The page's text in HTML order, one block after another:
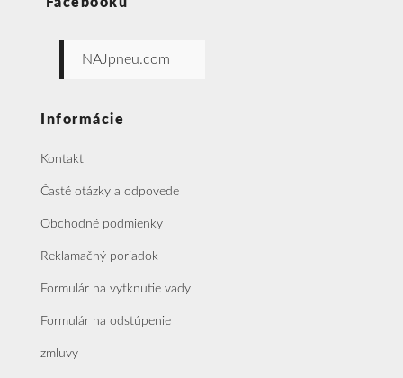
NAJpneu.com
Informácie
Kontakt
Časté otázky a odpovede
Obchodné podmienky
Reklamačný poriadok
Formulár na vytknutie vady
Formulár na odstúpenie
zmluvy